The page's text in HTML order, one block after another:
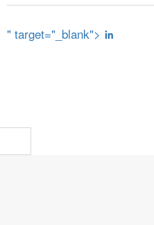
" target="_blank">